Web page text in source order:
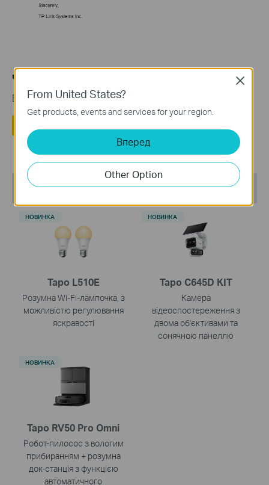
Чи була ця стаття корисною?
Ваш відгук допомагає вдосконалити цей сайт.
Recommend Products
Tapo L510E
Розумна Wi-Fi-лампочка, з
можливістю регулювання
яскравості
НОВИНКА
Tapo C645D KIT
Камера
відеоспостереження з
двома об'єктивами та
сонячною панеллю
НОВИНКА
Tapo RV50 Pro Omni
Робот-пилосос з вологим
прибиранням + розумна
док-станція з функцією
автоматичного
НОВИНКА
From United States?
Get products, events and services for your region.
Вперед
Other Option
Close